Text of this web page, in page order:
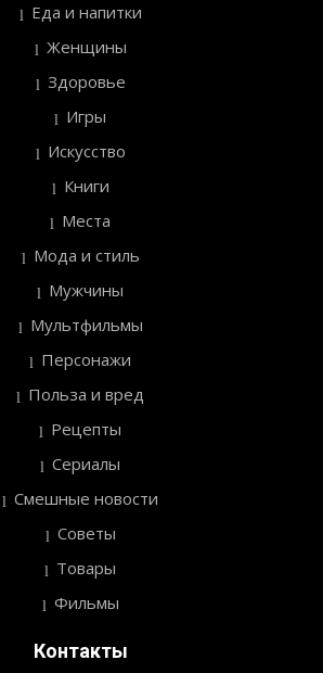
Еда и напитки
Женщины
Здоровье
Игры
Искусство
Книги
Места
Мода и стиль
Мужчины
Мультфильмы
Персонажи
Польза и вред
Рецепты
Сериалы
Смешные новости
Советы
Товары
Фильмы
Контакты